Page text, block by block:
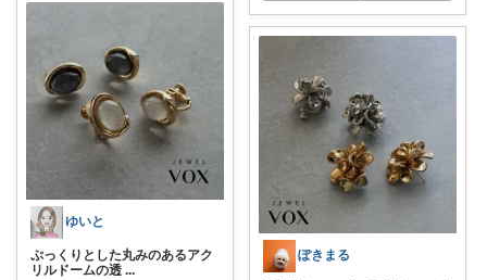
ゆいと
ぷっくりとした丸みのあるアク
リルドームの透 ...
ぽきまる